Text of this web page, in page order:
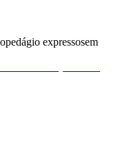
pedágio expressosem